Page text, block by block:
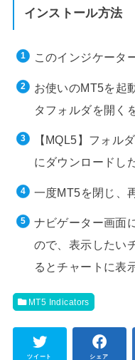
インストール方法
このインジケータ
お使いのMT5を起
タフォルダを開く
【MQL5】フォル
にダウンロードし
一度MT5を閉じ、
ナビゲーター画面
ので、表示したい
るとチャートに表
MT5 Indicators
ツイート シェア